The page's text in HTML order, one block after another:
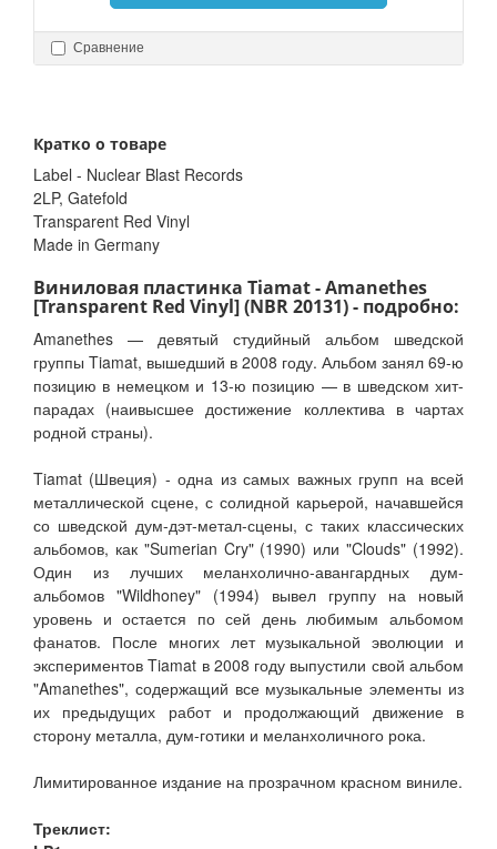
Сравнение
Кратко о товаре
Label - Nuclear Blast Records
2LP, Gatefold
Transparent Red Vinyl
Made in Germany
Виниловая пластинка Tiamat - Amanethes
[Transparent Red Vinyl] (NBR 20131) - подробно:
Amanethes — девятый студийный альбом шведской
группы Tiamat, вышедший в 2008 году. Альбом занял 69-ю
позицию в немецком и 13-ю позицию — в шведском хит-
парадах (наивысшее достижение коллектива в чартах
родной страны).
Tiamat (Швеция) - одна из самых важных групп на всей
металлической сцене, с солидной карьерой, начавшейся
со шведской дум-дэт-метал-сцены, с таких классических
альбомов, как "Sumerian Cry" (1990) или "Clouds" (1992).
Один из лучших меланхолично-авангардных дум-
альбомов "Wildhoney" (1994) вывел группу на новый
уровень и остается по сей день любимым альбомом
фанатов. После многих лет музыкальной эволюции и
экспериментов Tiamat в 2008 году выпустили свой альбом
"Amanethes", содержащий все музыкальные элементы из
их предыдущих работ и продолжающий движение в
сторону металла, дум-готики и меланхоличного рока.
Лимитированное издание на прозрачном красном виниле.
Треклист: